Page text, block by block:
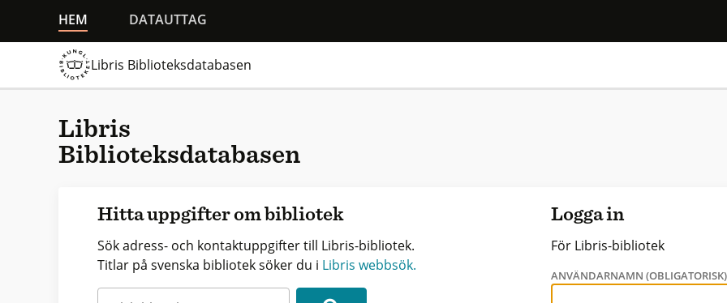
HEM DATAUTTAG
Libris Biblioteksdatabasen
Libris
Biblioteksdatabasen
Hitta uppgifter om bibliotek
Sök adress- och kontaktuppgifter till Libris-bibliotek.
Titlar på svenska bibliotek söker du i Libris webbsök.
Logga in
För Libris-bibliotek
ANVÄNDARNAMN (OBLIGATORISK)